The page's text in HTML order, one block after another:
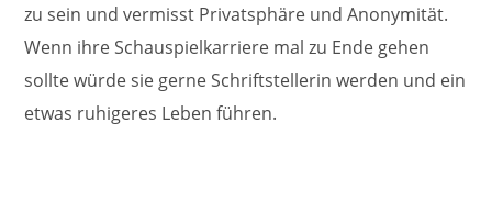
zu sein und vermisst Privatsphäre und Anonymität.
Wenn ihre Schauspielkarriere mal zu Ende gehen
sollte würde sie gerne Schriftstellerin werden und ein
etwas ruhigeres Leben führen.